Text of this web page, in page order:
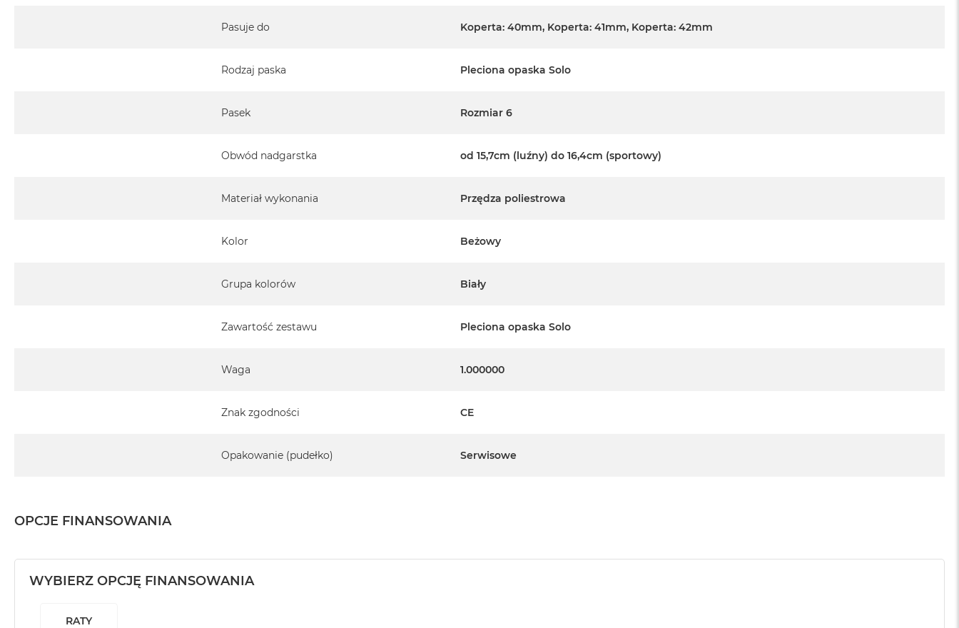
Pasuje do Koperta: 40mm, Koperta: 41mm, Koperta: 42mm
Rodzaj paska Pleciona opaska Solo
Pasek Rozmiar 6
Obwód nadgarstka od 15,7cm (luźny) do 16,4cm (sportowy)
Materiał wykonania Przędza poliestrowa
Kolor Beżowy
Grupa kolorów Biały
Zawartość zestawu Pleciona opaska Solo
Waga 1.000000
Znak zgodności CE
Opakowanie (pudełko) Serwisowe
OPCJE FINANSOWANIA
WYBIERZ OPCJĘ FINANSOWANIA
RATY